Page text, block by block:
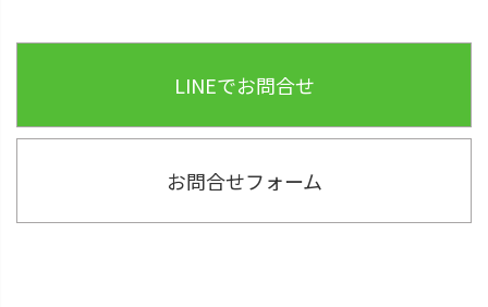
LINEでお問合せ
お問合せフォーム